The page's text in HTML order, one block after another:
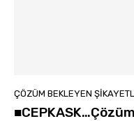
ÇÖZÜM BEKLEYEN